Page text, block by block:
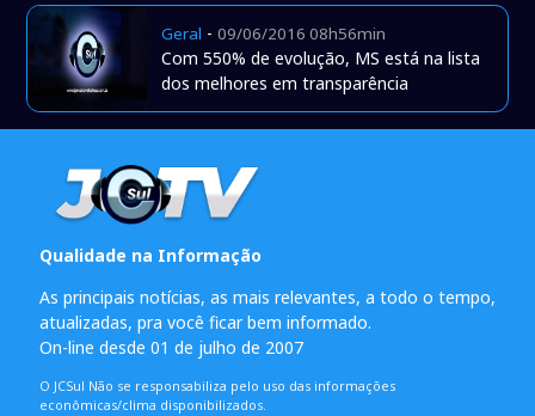
Geral -09/06/2016 08h56min
Com 550% de evolução, MS está na lista
dos melhores em transparência
Qualidade na Informação
As principais notícias, as mais relevantes, a todo o tempo,
atualizadas, pra você ficar bem informado.
On-line desde 01 de julho de 2007
O JCSul Não se responsabiliza pelo uso das informações
econômicas/clima disponibilizados.